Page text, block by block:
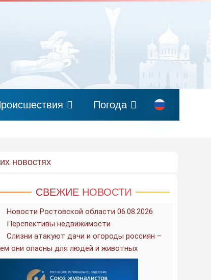
Погода
новостях
СВЕЖИЕ НОВОСТИ
Новости Ростовской области 06.08.2026
Перспективы недвижимости
Слизни атакуют дачи и огороды россиян –
они опасны для людей и животных